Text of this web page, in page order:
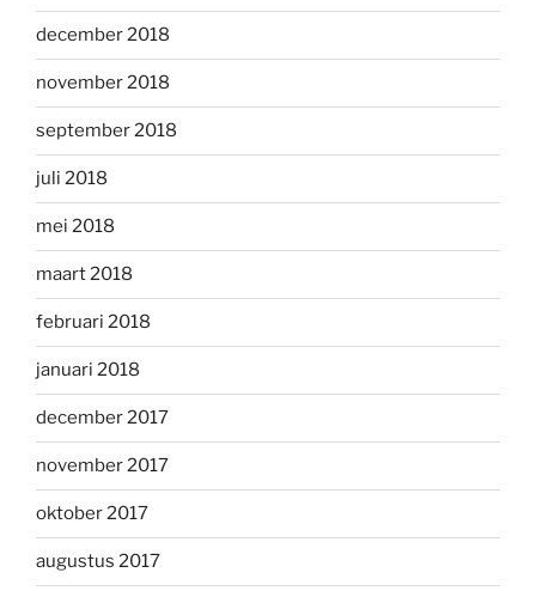
december 2018
november 2018
september 2018
juli 2018
mei 2018
maart 2018
februari 2018
januari 2018
december 2017
november 2017
oktober 2017
augustus 2017